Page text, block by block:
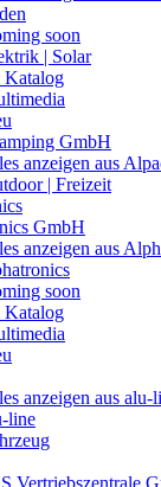
soon
| Solar
Katalog
GmbH
anzeigen aus
| Freizeit
GmbH
anzeigen aus
soon
Katalog
anzeigen aus alu-
line
Vertriebszentrale